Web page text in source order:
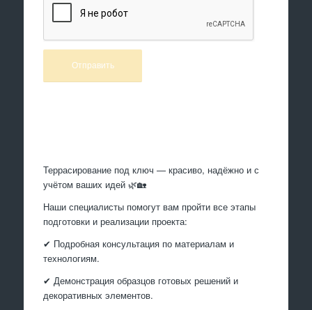
Террасирование под ключ — красиво, надёжно и с
учётом ваших идей 🌿🏡
Наши специалисты помогут вам пройти все этапы
подготовки и реализации проекта:
✔ Подробная консультация по материалам и
технологиям.
✔ Демонстрация образцов готовых решений и
декоративных элементов.